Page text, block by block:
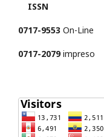
ISSN
0717-9553 On-Line
0717-2079impreso